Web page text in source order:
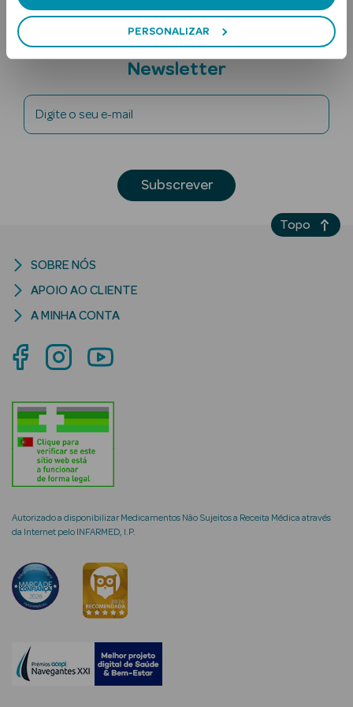
PERSONALIZAR
Lábios
Solares Bebé e
Rosto e
Cosmética
Rosto
Hidratantes
Séruns Faciais
Creme de Olhos
Anti-
Subscreva a
Newsletter
Digite o seu e-mail
Subscrever
Autorizado a disponibilizar Medicamentos Não Sujeitos a Receita Médica através
da Internet pelo INFARMED, I.P.
SOBRE NÓS
APOIO AO CLIENTE
A MINHA CONTA
Topo